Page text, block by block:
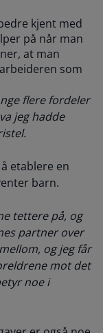
kjent med
på når man
at man
som
flere fordeler
jeg hadde
etablere en
barn.
tettere på, og
partner over
og jeg får
mot det
noe i